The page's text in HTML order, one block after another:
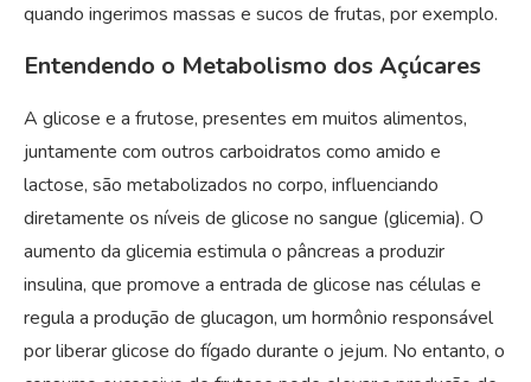
quando ingerimos massas e sucos de frutas, por exemplo.
Entendendo o Metabolismo dos Açúcares
A glicose e a frutose, presentes em muitos alimentos,
juntamente com outros carboidratos como amido e
lactose, são metabolizados no corpo, influenciando
diretamente os níveis de glicose no sangue (glicemia). O
aumento da glicemia estimula o pâncreas a produzir
insulina, que promove a entrada de glicose nas células e
regula a produção de glucagon, um hormônio responsável
por liberar glicose do fígado durante o jejum. No entanto, o